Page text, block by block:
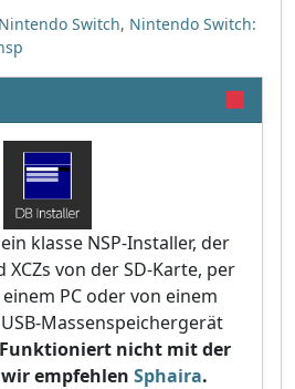
Nintendo Switch, Nintendo Switch:
klasse NSP-Installer, der
XCZs von der SD-Karte, per
einem PC oder von einem
Massenspeichergerät
Funktioniert nicht mit der
empfehlen Sphaira.